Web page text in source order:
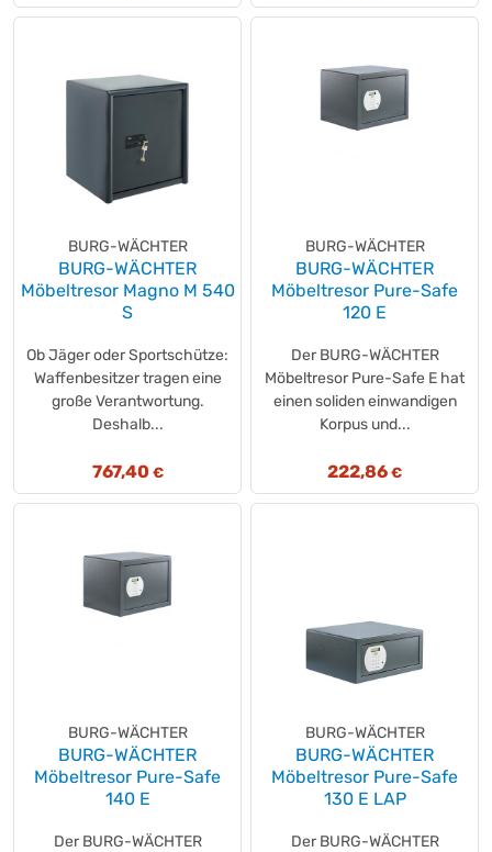
BURG-WÄCHTER
BURG-WÄCHTER
Möbeltresor Magno M 540
S
Ob Jäger oder Sportschütze:
Waffenbesitzer tragen eine
große Verantwortung.
Deshalb...
767,40 €
BURG-WÄCHTER
BURG-WÄCHTER
Möbeltresor Pure-Safe
120 E
Der BURG-WÄCHTER
Möbeltresor Pure-Safe E hat
einen soliden einwandigen
Korpus und...
222,86 €
BURG-WÄCHTER
BURG-WÄCHTER
Möbeltresor Pure-Safe
140 E
Der BURG-WÄCHTER
BURG-WÄCHTER
BURG-WÄCHTER
Möbeltresor Pure-Safe
130 E LAP
Der BURG-WÄCHTER